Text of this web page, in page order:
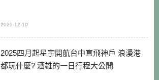
2025-12-10
2025四月起星宇開航台中直飛神戶 浪漫港
都玩什麼? 酒雄的一日行程大公開